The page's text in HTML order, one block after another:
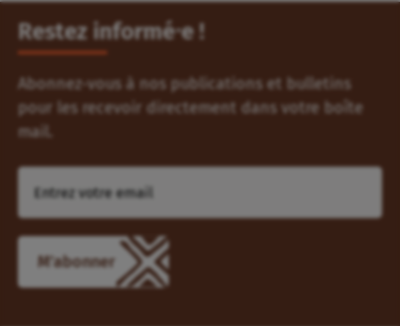
Restez informé⸱e !
Abonnez-vous à nos publications et bulletins
pour les recevoir directement dans votre boîte
mail.